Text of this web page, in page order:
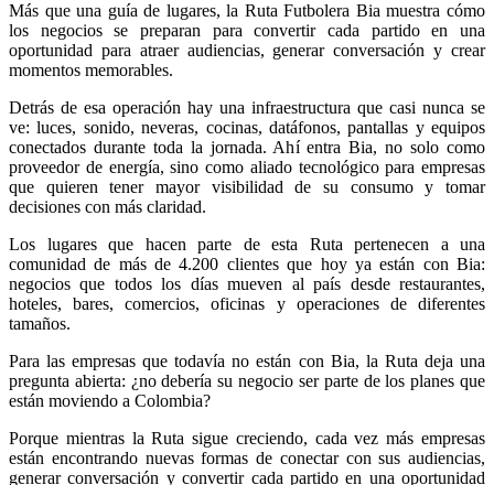
Más que una guía de lugares, la Ruta Futbolera Bia muestra cómo
los negocios se preparan para convertir cada partido en una
oportunidad para atraer audiencias, generar conversación y crear
momentos memorables.
Detrás de esa operación hay una infraestructura que casi nunca se
ve: luces, sonido, neveras, cocinas, datáfonos, pantallas y equipos
conectados durante toda la jornada. Ahí entra Bia, no solo como
proveedor de energía, sino como aliado tecnológico para empresas
que quieren tener mayor visibilidad de su consumo y tomar
decisiones con más claridad.
Los lugares que hacen parte de esta Ruta pertenecen a una
comunidad de más de 4.200 clientes que hoy ya están con Bia:
negocios que todos los días mueven al país desde restaurantes,
hoteles, bares, comercios, oficinas y operaciones de diferentes
tamaños.
Para las empresas que todavía no están con Bia, la Ruta deja una
pregunta abierta: ¿no debería su negocio ser parte de los planes que
están moviendo a Colombia?
Porque mientras la Ruta sigue creciendo, cada vez más empresas
están encontrando nuevas formas de conectar con sus audiencias,
generar conversación y convertir cada partido en una oportunidad